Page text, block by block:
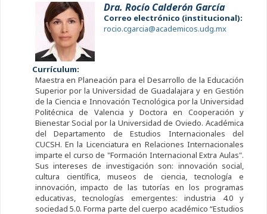
Dra. Rocío Calderón García
Correo electrónico (institucional):
rocio.cgarcia@academicos.udg.mx
Currículum:
Maestra en Planeación para el Desarrollo de la Educación
Superior por la Universidad de Guadalajara y en Gestión
de la Ciencia e Innovación Tecnológica por la Universidad
Politécnica de Valencia y Doctora en Cooperación y
Bienestar Social por la Universidad de Oviedo. Académica
del Departamento de Estudios Internacionales del
CUCSH. En la Licenciatura en Relaciones Internacionales
imparte el curso de "Formación Internacional Extra Aulas".
Sus intereses de investigación son: innovación social,
cultura científica, museos de ciencia, tecnología e
innovación, impacto de las tutorías en los programas
educativas, tecnologías emergentes: industria 4.0 y
sociedad 5.0. Forma parte del cuerpo académico “Estudios